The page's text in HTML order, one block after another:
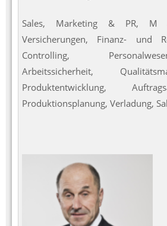
Sales, Marketing & PR,
Versicherungen, Finanz- und
Controlling,
Arbeitssicherheit,
Produktentwicklung,
Produktionsplanung, Verladung,